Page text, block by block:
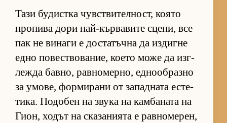
Тази бу­дис­тка чув­с­т­ви­тел­ност, ко­ято
про­пива дори най-кър­ва­вите сце­ни, все
пак не ви­наги е дос­та­тъчна да из­дигне
едно по­вес­т­во­ва­ние, ко­ето може да из­г­
лежда бав­но, рав­но­мер­но, ед­но­об­разно
за умо­ве, фор­ми­рани от за­пад­ната ес­те­
ти­ка. По­до­бен на звука на кам­ба­ната на
Ги­он, хо­дът на ска­за­ни­ята е рав­но­ме­рен,